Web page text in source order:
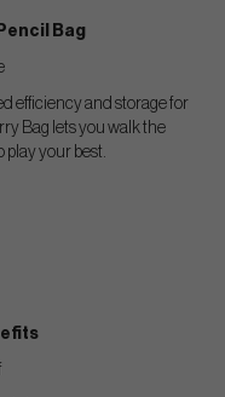
Bag
efficiency and storage for
Bag lets you walk the
play your best.